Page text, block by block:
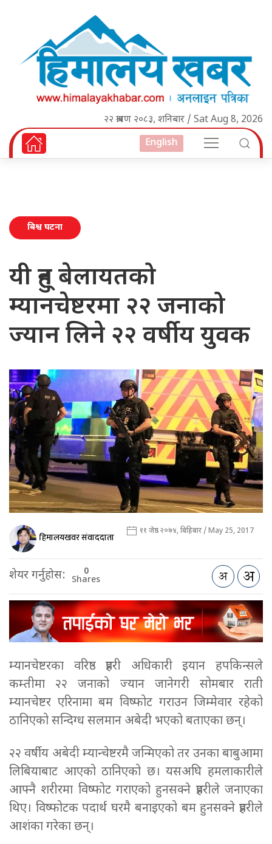
२२ श्रावण २०८३, शनिबार / Sat Aug 8, 2026
English
बिश्व घटना
यी हुन् बेलायतको
म्यानचेष्टरमा २२ जनाको
ज्यान लिने २२ वर्षीय युवक
हिमालयखवर संवाददाता ११ जेष्ठ २०७४, बिहिबार / May 25, 2017
शेयर गर्नुहोस: 0
Shares
म्यानचेष्टरका वरिष्ठ प्रहरी अधिकारी इयान हपकिन्सले
कम्तीमा २२ जनाको ज्यान जानेगरी सोमबार राती
म्यानचेष्टर एरिनामा बम विष्फोट गराउन जिम्मेवार रहेको
ठानिएको सन्दिग्ध सलमान अबेदी भएको बताएका छन्।
२२ वर्षीय अबेदी म्यान्चेष्टरमै जन्मिएको तर उनका बाबुआमा
लिबियाबाट आएको ठानिएको छ। यसअघि हमलाकारीले
आफ्नै शरीरमा विष्फोट गराएको हुनसक्ने प्रहरीले जनाएका
थिए। विष्फोटक पदार्थ घरमै बनाइएको बम हुनसक्ने प्रहरीले
आशंका गरेका छन्।